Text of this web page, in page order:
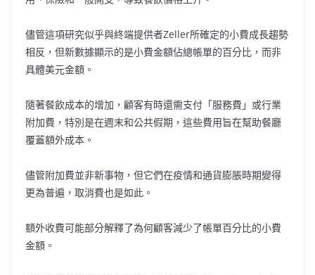
儘管這項研究似乎與終端提供者Zeller所確定的小費成長趨勢
相反，但新數據顯示的是小費金額佔總帳單的百分比，而非
具體美元金額。
隨著餐飲成本的增加，顧客有時還需支付「服務費」或行業
附加費，特別是在週末和公共假期，這些費用旨在幫助餐廳
覆蓋額外成本。
儘管附加費並非新事物，但它們在疫情和通貨膨脹時期變得
更為普遍，取消費也是如此。
額外收費可能部分解釋了為何顧客減少了帳單百分比的小費
金額。